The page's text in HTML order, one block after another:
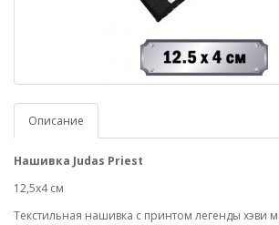
Описание
Нашивка Judas Priest
12,5х4 см
Текстильная нашивка с принтом легенды хэви